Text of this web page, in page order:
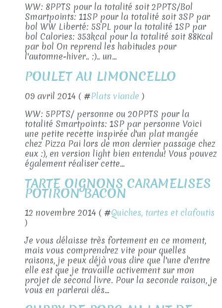
WW: 8PPTS pour la totalité soit 2PPTS/Bol
Smartpoints: 11SP pour la totalité soit 3SP par
bol WW Liberté: 5SPL pour la totalité 1SP par
bol Calories: 353kcal pour la totalité soit 88Kcal
par bol On reprend les habitudes pour
l'automne-hiver.. :).. un...
POULET AU LIMONCELLO
09 avril 2014 ( #Plats viande )
WW: 5PPTS/ personne ou 20PPTS pour la
totalité Smartpoints: 1SP par personne Voici
une petite recette inspirée d'un plat mangée
chez Pizza Pai lors de mon dernier passage chez
eux :), en version light bien entendu! Vous pouvez
également réaliser cette...
TARTE OIGNONS CARAMELISES
POTIRON BACON
12 novembre 2014 ( #Quiches, tartes et clafoutis
)
Je vous délaisse très fortement en ce moment,
mais vous comprendrez vite pour quelles
raisons, je peux déjà vous dire que l'une d'entre
elle est que je travaille activement sur mon
projet de second livre. Pour la seconde raison, je
vous en parlerai dés...